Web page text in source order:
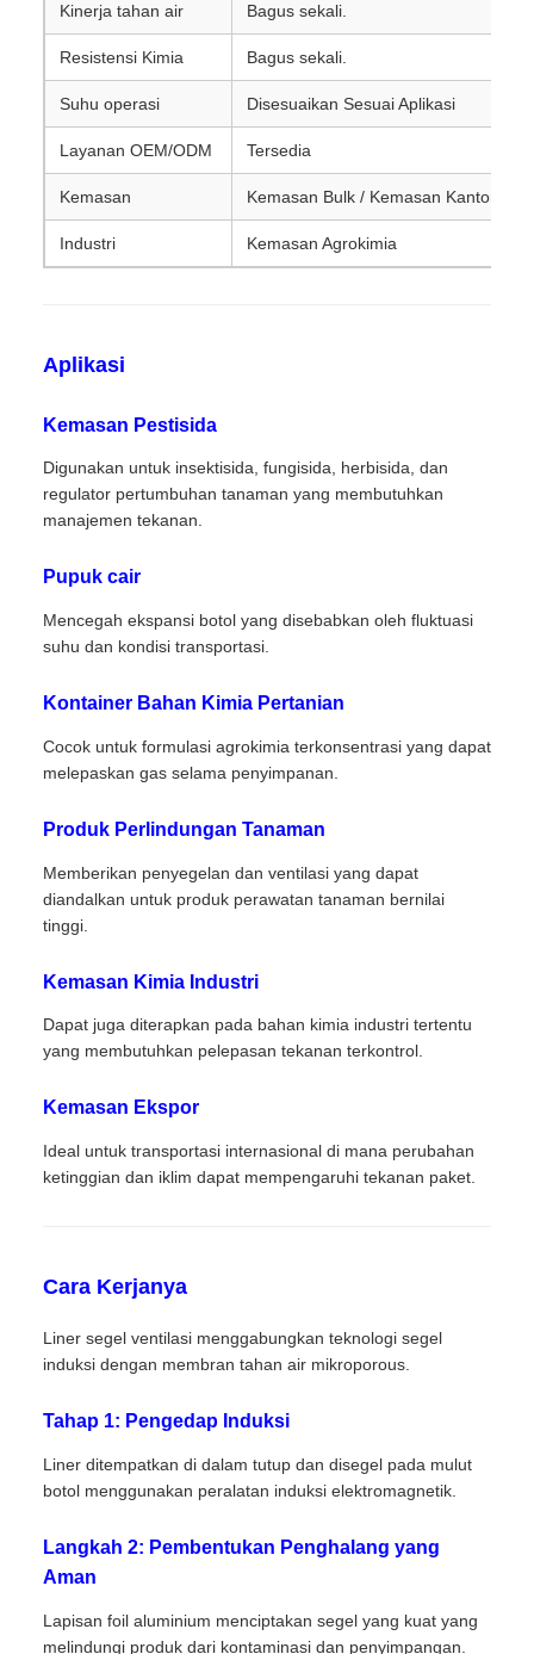
Kinerja tahan air Bagus sekali.
Resistensi Kimia Bagus sekali.
Suhu operasi Disesuaikan Sesuai Aplikasi
Layanan OEM/ODM Tersedia
Kemasan Kemasan Bulk / Kemasan Kantong /
Industri Kemasan Agrokimia
Aplikasi
Kemasan Pestisida
Digunakan untuk insektisida, fungisida, herbisida, dan
regulator pertumbuhan tanaman yang membutuhkan
manajemen tekanan.
Pupuk cair
Mencegah ekspansi botol yang disebabkan oleh fluktuasi
suhu dan kondisi transportasi.
Kontainer Bahan Kimia Pertanian
Cocok untuk formulasi agrokimia terkonsentrasi yang dapat
melepaskan gas selama penyimpanan.
Produk Perlindungan Tanaman
Memberikan penyegelan dan ventilasi yang dapat
diandalkan untuk produk perawatan tanaman bernilai
tinggi.
Kemasan Kimia Industri
Dapat juga diterapkan pada bahan kimia industri tertentu
yang membutuhkan pelepasan tekanan terkontrol.
Kemasan Ekspor
Ideal untuk transportasi internasional di mana perubahan
ketinggian dan iklim dapat mempengaruhi tekanan paket.
Cara Kerjanya
Liner segel ventilasi menggabungkan teknologi segel
induksi dengan membran tahan air mikroporous.
Tahap 1: Pengedap Induksi
Liner ditempatkan di dalam tutup dan disegel pada mulut
botol menggunakan peralatan induksi elektromagnetik.
Langkah 2: Pembentukan Penghalang yang
Aman
Lapisan foil aluminium menciptakan segel yang kuat yang
melindungi produk dari kontaminasi dan penyimpangan.